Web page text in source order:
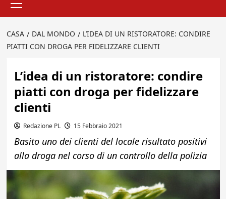
principale
CASA DAL MONDO
L’IDEA DI UN RISTORATORE: CONDIRE
PIATTI CON DROGA PER FIDELIZZARE CLIENTI
L’idea di un ristoratore: condire
piatti con droga per fidelizzare
clienti
Redazione PL 15 Febbraio 2021
Basito uno dei clienti del locale risultato positivi
alla droga nel corso di un controllo della polizia